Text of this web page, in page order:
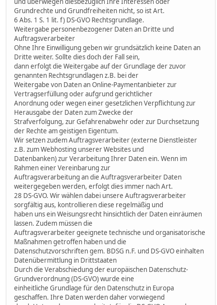
Grundrechte und Grundfreiheiten nicht, so ist Art.
6 Abs. 1 S. 1 lit. f) DS-GVO Rechtsgrundlage.
Weitergabe personenbezogener Daten an Dritte und
Auftragsverarbeiter
Ohne Ihre Einwilligung geben wir grundsätzlich keine Daten an
Dritte weiter. Sollte dies doch der Fall sein,
dann erfolgt die Weitergabe auf der Grundlage der zuvor
genannten Rechtsgrundlagen z.B. bei der
Weitergabe von Daten an Online-Paymentanbieter zur
Vertragserfüllung oder aufgrund gerichtlicher
Anordnung oder wegen einer gesetzlichen Verpflichtung zur
Herausgabe der Daten zum Zwecke der
Strafverfolgung, zur Gefahrenabwehr oder zur Durchsetzung
der Rechte am geistigen Eigentum.
Wir setzen zudem Auftragsverarbeiter (externe Dienstleister
z.B. zum Webhosting unserer Websites und
Datenbanken) zur Verarbeitung Ihrer Daten ein. Wenn im
Rahmen einer Vereinbarung zur
Auftragsverarbeitung an die Auftragsverarbeiter Daten
weitergegeben werden, erfolgt dies immer nach Art.
28 DS-GVO. Wir wählen dabei unsere Auftragsverarbeiter
sorgfältig aus, kontrollieren diese regelmäßig und
haben uns ein Weisungsrecht hinsichtlich der Daten einräumen
lassen. Zudem müssen die
Auftragsverarbeiter geeignete technische und organisatorische
Maßnahmen getroffen haben und die
Datenschutzvorschriften gem. BDSG n.F. und DS-GVO einhalten
Datenübermittlung in Drittstaaten
Durch die Verabschiedung der europäischen Datenschutz-
Grundverordnung (DS-GVO) wurde eine
einheitliche Grundlage für den Datenschutz in Europa
geschaffen. Ihre Daten werden daher vorwiegend